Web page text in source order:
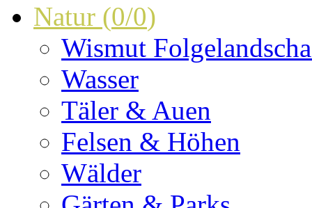
Natur (0/0)
Wismut
Wasser
Täler & Auen
Felsen & Höhen
Wälder